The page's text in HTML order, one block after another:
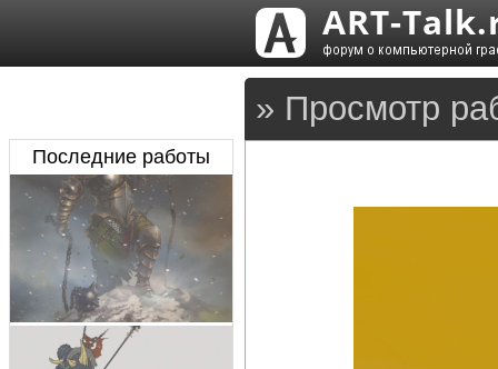
» Просмотр
Последние работы